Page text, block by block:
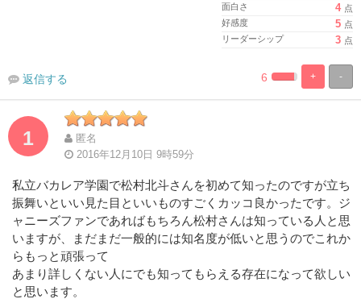
面白さ
4 点
好感度
5 点
リーダーシップ
3 点
-
+
% 100%
6
返信する
1
匿名
2016年12月10日 9時59分
私立バカレア学園で松村北斗さんを初めて知ったのですが立ち
振舞いといい見た目といいものすごくカッコ良かったです。ジ
ャニーズファンであればもちろん松村さんは知っている人と思
いますが、まだまだ一般的には知名度が低いと思うのでこれか
らもっと頑張って
あまり詳しくない人にでも知ってもらえる存在になって欲しい
と思います。